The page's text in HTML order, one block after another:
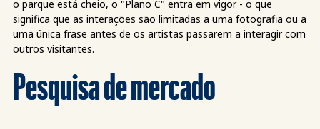
o parque está cheio, o "Plano C" entra em vigor - o que
significa que as interações são limitadas a uma fotografia ou a
uma única frase antes de os artistas passarem a interagir com
outros visitantes.
Pesquisa de mercado